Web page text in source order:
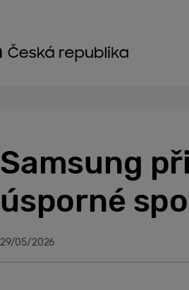
Samsung
úsporné
29/05/2026